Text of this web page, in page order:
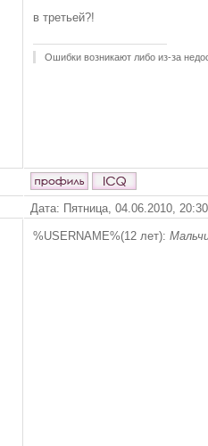
в третьей?!
Ошибки возникают либо из-за
Дата: Пятница, 04.06.2010,
%USERNAME%(12 лет):